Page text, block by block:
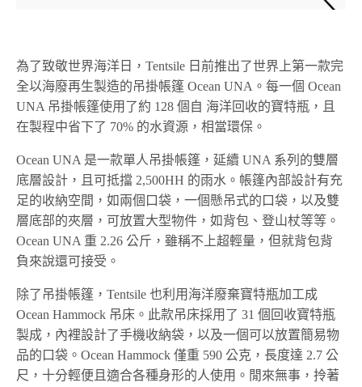
為了致敬世界海洋日，Tentsile 日前推出了世界上第一款完
全以海廢再生製造的吊掛帳篷 Ocean UNA。每一個 Ocean
UNA 吊掛帳篷使用了約 128 個自 海洋回收的寶特瓶，且
在製程中省下了 70% 的水資源，相當環保。
Ocean UNA 是一款單人吊掛帳篷，延續 UNA 系列的雙層
底層設計，且可抵擋 2,500HH 的雨水。帳篷內部設計有充
足的收納空間，如兩個口袋，一個懸吊式的口袋，以及雙
層底部的夾層，可放置大型物件，如背包、登山杖等等。
Ocean UNA 重 2.26 公斤，雖稱不上超輕量，但就背包背
負來說還可接受。
除了吊掛帳篷，Tentsile 也利用海洋廢棄寶特瓶加工成
Ocean Hammock 吊床。此款吊床採用了 31 個回收寶特瓶
製成，內裡設計了手機收納袋，以及一個可以放置簡易物
品的口袋。Ocean Hammock 僅重 590 公克，長度達 2.7 公
尺，十分輕便且適合各種身形的人使用。閒來無事，拎著